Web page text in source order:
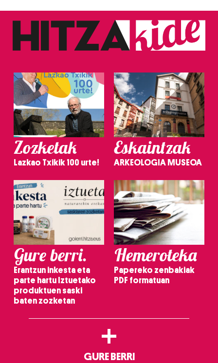
Zozketak
Lazkao Txikik 100 urte!
Eskaintzak
ARKEOLOGIA MUSEOA
Gure berri.
Erantzun inkesta eta
parte hartu Iztuetako
produktuen saski
baten zozketan
Hemeroteka
Papereko zenbakiak
PDF formatuan
+
GURE BERRI